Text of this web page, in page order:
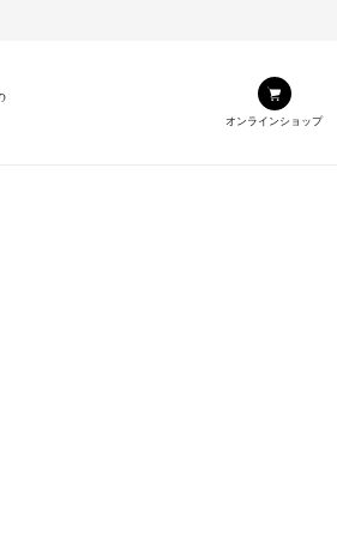
オンラインショップ